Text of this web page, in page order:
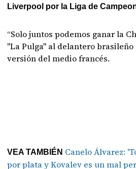
Liverpool por la Liga de
“Solo juntos podemos ganar la
"La Pulga" al delantero
versión del medio francés.
VEA TAMBIÉN Canelo Álvarez:
por plata y Kovalev es un mal